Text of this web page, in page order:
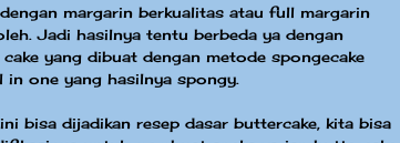
margarin berkualitas atau full margarin
Jadi hasilnya tentu berbeda ya dengan
cake yang dibuat dengan metode spongecake
in one yang hasilnya spongy.
bisa dijadikan resep dasar buttercake, kita bisa